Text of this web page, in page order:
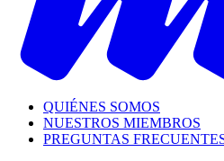
QUIÉNES SOMOS
NUESTROS MIEMBROS
PREGUNTAS